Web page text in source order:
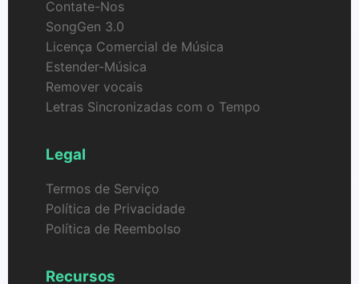
Contate-Nos
SongGen 3.0
Licença Comercial de Música
Estender-Música
Remover vocais
Letras Sincronizadas com o Tempo
Legal
Termos de Serviço
Política de Privacidade
Política de Reembolso
Recursos